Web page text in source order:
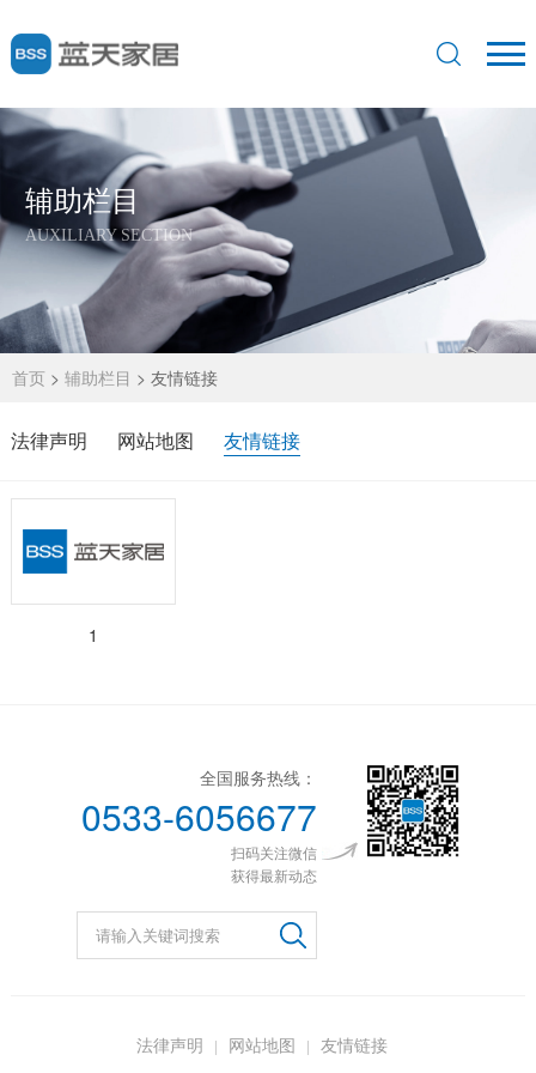
辅助栏目
AUXILIARY SECTION
首页 >辅助栏目 >友情链接
法律声明 网站地图 友情链接
1
全国服务热线：
0533-6056677
扫码关注微信
获得最新动态
法律声明 网站地图 友情链接